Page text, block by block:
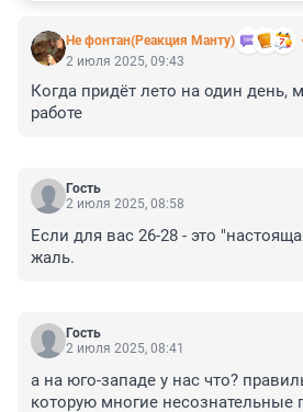
Не фонтан(Реакция Манту)
2 июля 2025, 09:43
Когда придёт лето на один день,
работе
Гость
2 июля 2025, 08:58
Если для вас 26-28 - это
жаль.
Гость
2 июля 2025, 08:41
а на юго-западе у нас что?
которую многие несознательные